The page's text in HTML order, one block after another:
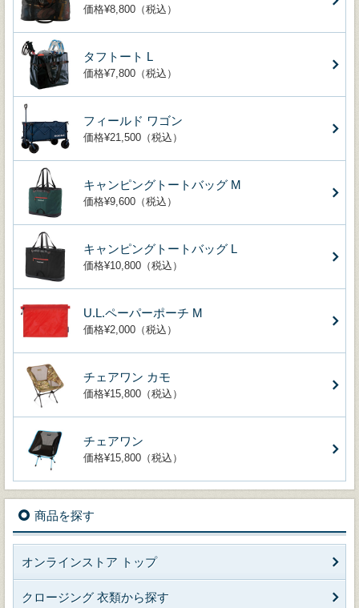
価格¥8,800（税込）
タフトート L
価格¥7,800（税込）
フィールド ワゴン
価格¥21,500（税込）
キャンピングトートバッグ M
価格¥9,600（税込）
キャンピングトートバッグ L
価格¥10,800（税込）
U.L.ペーパーポーチ M
価格¥2,000（税込）
チェアワン カモ
価格¥15,800（税込）
チェアワン
価格¥15,800（税込）
商品を探す
オンラインストア トップ
クロージング 衣類から探す